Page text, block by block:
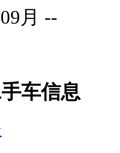
月 --
车信息